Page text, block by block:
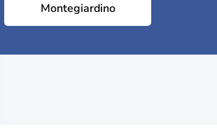
Montegiardino